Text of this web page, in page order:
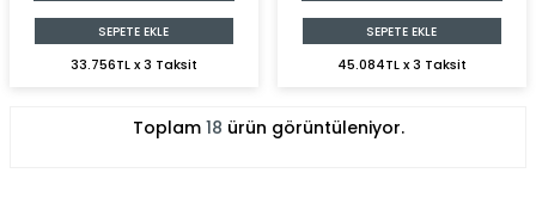
SEPETE EKLE
33.756TL x 3 Taksit
SEPETE EKLE
45.084TL x 3 Taksit
Toplam 18 ürün görüntüleniyor.